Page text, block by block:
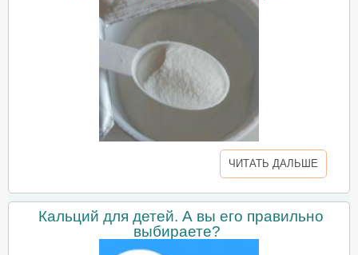
ЧИТАТЬ ДАЛЬШЕ
Кальций для детей. А вы его правильно
выбираете?